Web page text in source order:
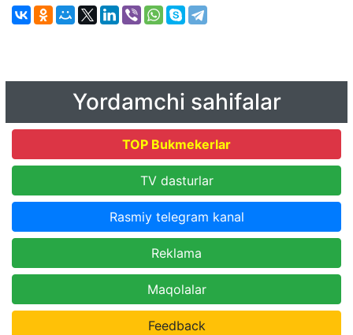
Yordamchi sahifalar
TOP Bukmekerlar
TV dasturlar
Rasmiy telegram kanal
Reklama
Maqolalar
Feedback